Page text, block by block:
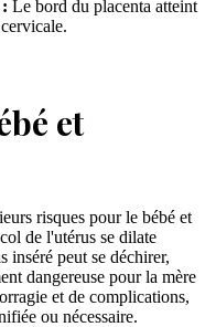
Le bord du placenta atteint
et
risques pour le bébé et
de l'utérus se dilate
inséré peut se déchirer,
dangereuse pour la mère
et de complications,
ou nécessaire.